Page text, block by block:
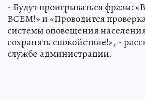
- Будут проигрываться
ВСЕМ!» и «Проводится
системы оповещения
сохранять спокойствие!», -
службе администрации.